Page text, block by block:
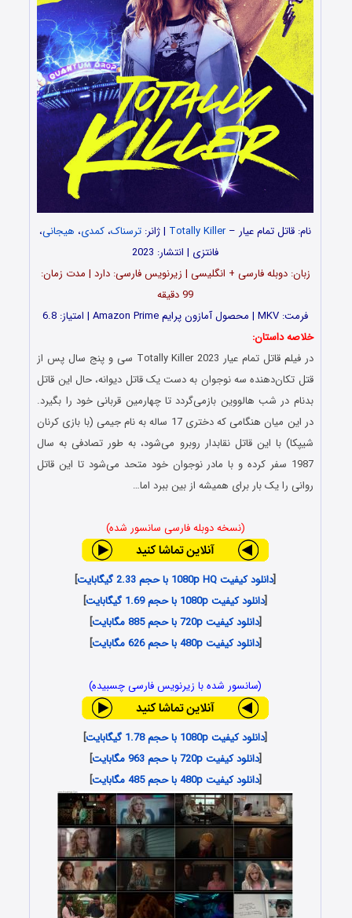
نام: قاتل تمام عیار –Totally Killer | ژانر: ترسناک، کمدی، هیجانی،
فانتزی | انتشار: 2023
زبان: دوبله فارسی + انگلیسی | زیرنویس فارسی: دارد | مدت زمان:
99 دقیقه
فرمت: MKV | محصول آمازون پرایم Amazon Prime | امتیاز: 6.8
خلاصه داستان:
در فیلم قاتل تمام عیار Totally Killer 2023 سی و پنج سال پس از
قتل تکان‌دهنده سه نوجوان به دست یک قاتل دیوانه، حال این قاتل
بدنام در شب هالووین بازمی‌گردد تا چهارمین قربانی خود را بگیرد.
در این میان هنگامی که دختری 17 ساله به نام جیمی (با بازی کرنان
شیپکا) با این قاتل نقابدار روبرو می‌شود، به طور تصادفی به سال
1987 سفر کرده و با مادر نوجوان خود متحد می‌شود تا این قاتل
روانی را یک بار برای همیشه از بین ببرد اما…
(نسخه دوبله فارسی سانسور شده)
[دانلود کیفیت 1080p HQ با حجم 2.33 گیگابایت
]
[دانلود کیفیت 1080p با حجم 1.69 گیگابایت
]
[دانلود کیفیت 720p با حجم 885 مگابایت
]
[دانلود کیفیت 480p با حجم 626 مگابایت ]
(سانسور شده با زیرنویس فارسی چسبیده)
[دانلود کیفیت 1080p با حجم 1.78 گیگابایت
]
[دانلود کیفیت 720p با حجم 963 مگابایت
]
[دانلود کیفیت 480p با حجم 485 مگابایت ]